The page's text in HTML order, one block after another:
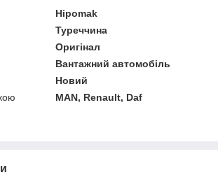
Hipomak
Туреччина
Оригінал
Вантажний автомобіль
Новий
MAN, Renault, Daf